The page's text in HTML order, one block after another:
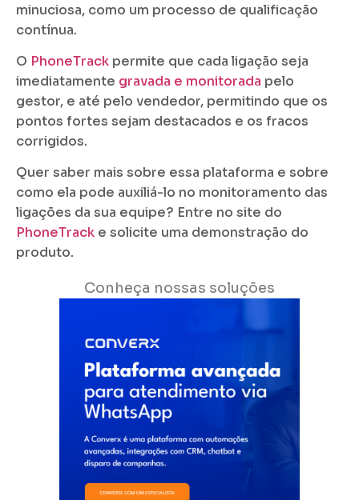
minuciosa, como um processo de qualificação
contínua.
O PhoneTrack permite que cada ligação seja
imediatamente gravada e monitorada pelo
gestor, e até pelo vendedor, permitindo que os
pontos fortes sejam destacados e os fracos
corrigidos.
Quer saber mais sobre essa plataforma e sobre
como ela pode auxiliá-lo no monitoramento das
ligações da sua equipe? Entre no site do
PhoneTrack e solicite uma demonstração do
produto.
Conheça nossas soluções